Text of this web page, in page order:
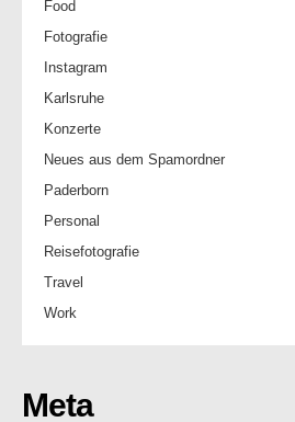
Food
Fotografie
Instagram
Karlsruhe
Konzerte
Neues aus dem Spamordner
Paderborn
Personal
Reisefotografie
Travel
Work
Meta